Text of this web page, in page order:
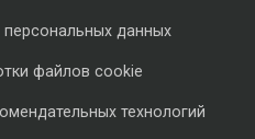
персональных данных
файлов cookie
технологий